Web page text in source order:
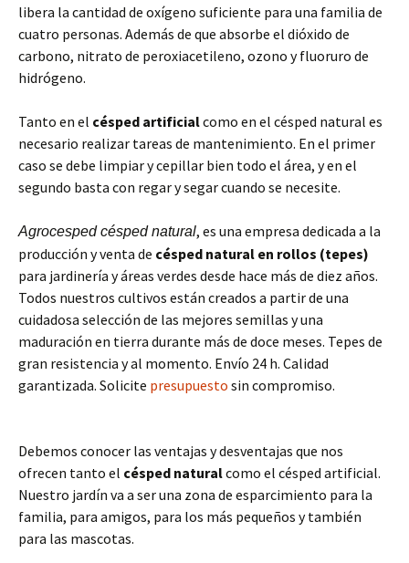
libera la cantidad de oxígeno suficiente para una familia de
cuatro personas. Además de que absorbe el dióxido de
carbono, nitrato de peroxiacetileno, ozono y fluoruro de
hidrógeno.
Tanto en el césped artificialcomo en el césped natural es
necesario realizar tareas de mantenimiento. En el primer
caso se debe limpiar y cepillar bien todo el área, y en el
segundo basta con regar y segar cuando se necesite.
Agrocesped césped natural, es una empresa dedicada a la
producción y venta de césped natural en rollos (tepes)
para jardinería y áreas verdes desde hace más de diez años.
Todos nuestros cultivos están creados a partir de una
cuidadosa selección de las mejores semillas y una
maduración en tierra durante más de doce meses. Tepes de
gran resistencia y al momento. Envío 24 h. Calidad
garantizada. Solicite presupuesto sin compromiso.
Debemos conocer las ventajas y desventajas que nos
ofrecen tanto el césped naturalcomo el césped artificial.
Nuestro jardín va a ser una zona de esparcimiento para la
familia, para amigos, para los más pequeños y también
para las mascotas.